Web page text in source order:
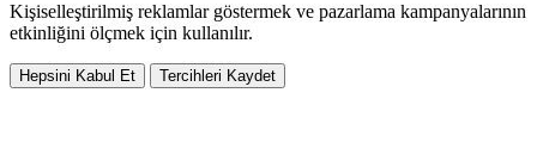
Kişiselleştirilmiş reklamlar göstermek ve pazarlama kampanyalarının
etkinliğini ölçmek için kullanılır.
Hepsini Kabul Et Tercihleri Kaydet